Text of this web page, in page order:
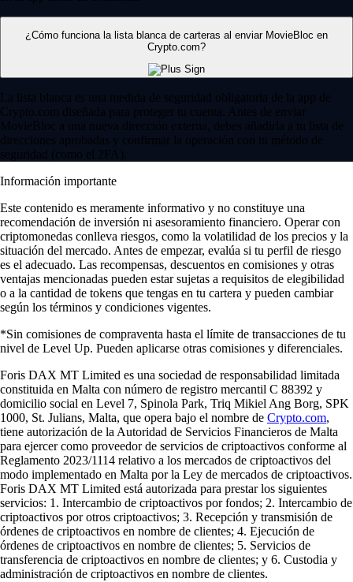
¿Cómo funciona la lista blanca de carteras al enviar MovieBloc en
Crypto.com?
La lista blanca es una medida de seguridad obligatoria de la app de
Crypto.com diseñada para proteger tu cuenta. Antes de enviar
MovieBloc a una nueva dirección externa, debes añadirla a tu lista de
direcciones aprobadas y confirmar la operación con tu método de
seguridad (como el 2FA).
Información importante
Este contenido es meramente informativo y no constituye una
recomendación de inversión ni asesoramiento financiero. Operar con
criptomonedas conlleva riesgos, como la volatilidad de los precios y la
situación del mercado. Antes de empezar, evalúa si tu perfil de riesgo
es el adecuado. Las recompensas, descuentos en comisiones y otras
ventajas mencionadas pueden estar sujetas a requisitos de elegibilidad
o a la cantidad de tokens que tengas en tu cartera y pueden cambiar
según los términos y condiciones vigentes.
*Sin comisiones de compraventa hasta el límite de transacciones de tu
nivel de Level Up. Pueden aplicarse otras comisiones y diferenciales.
Foris DAX MT Limited es una sociedad de responsabilidad limitada
constituida en Malta con número de registro mercantil C 88392 y
domicilio social en Level 7, Spinola Park, Triq Mikiel Ang Borg, SPK
1000, St. Julians, Malta, que opera bajo el nombre de Crypto.com,
tiene autorización de la Autoridad de Servicios Financieros de Malta
para ejercer como proveedor de servicios de criptoactivos conforme al
Reglamento 2023/1114 relativo a los mercados de criptoactivos del
modo implementado en Malta por la Ley de mercados de criptoactivos.
Foris DAX MT Limited está autorizada para prestar los siguientes
servicios: 1. Intercambio de criptoactivos por fondos; 2. Intercambio de
criptoactivos por otros criptoactivos; 3. Recepción y transmisión de
órdenes de criptoactivos en nombre de clientes; 4. Ejecución de
órdenes de criptoactivos en nombre de clientes; 5. Servicios de
transferencia de criptoactivos en nombre de clientes; y 6. Custodia y
administración de criptoactivos en nombre de clientes.